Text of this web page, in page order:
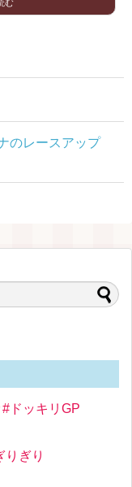
む
のレースアップ
ドッキリGP
ぎり